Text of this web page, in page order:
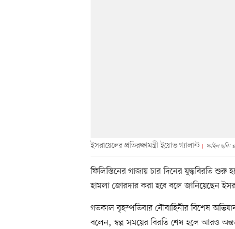
ইসরায়েলের প্রতিরক্ষামন্ত্রী ইয়োভ গ্যালান্ট ফাইল ছবি:
ফিলিস্তিনের গাজায় চার দিনের যুদ্ধবিরতি
হামলা জোরদার করা হবে বলে জানিয়েছেন
গতকাল বৃহস্পতিবার নৌবাহিনীর বিশেষ
বলেন, স্বল্প সময়ের বিরতি শেষ হলে আরও